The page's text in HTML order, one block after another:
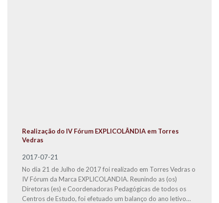
Realização do IV Fórum EXPLICOLÂNDIA em Torres
Vedras
2017-07-21
No dia 21 de Julho de 2017 foi realizado em Torres Vedras o
IV Fórum da Marca EXPLICOLANDIA. Reunindo as (os)
Diretoras (es) e Coordenadoras Pedagógicas de todos os
Centros de Estudo, foi efetuado um balanço do ano letivo